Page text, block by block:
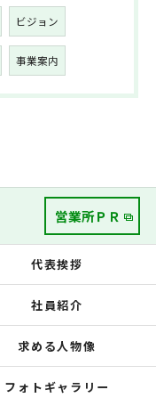
ビジョン
事業案内
営業所ＰＲ
代表挨拶
社員紹介
求める人物像
フォトギャラリー